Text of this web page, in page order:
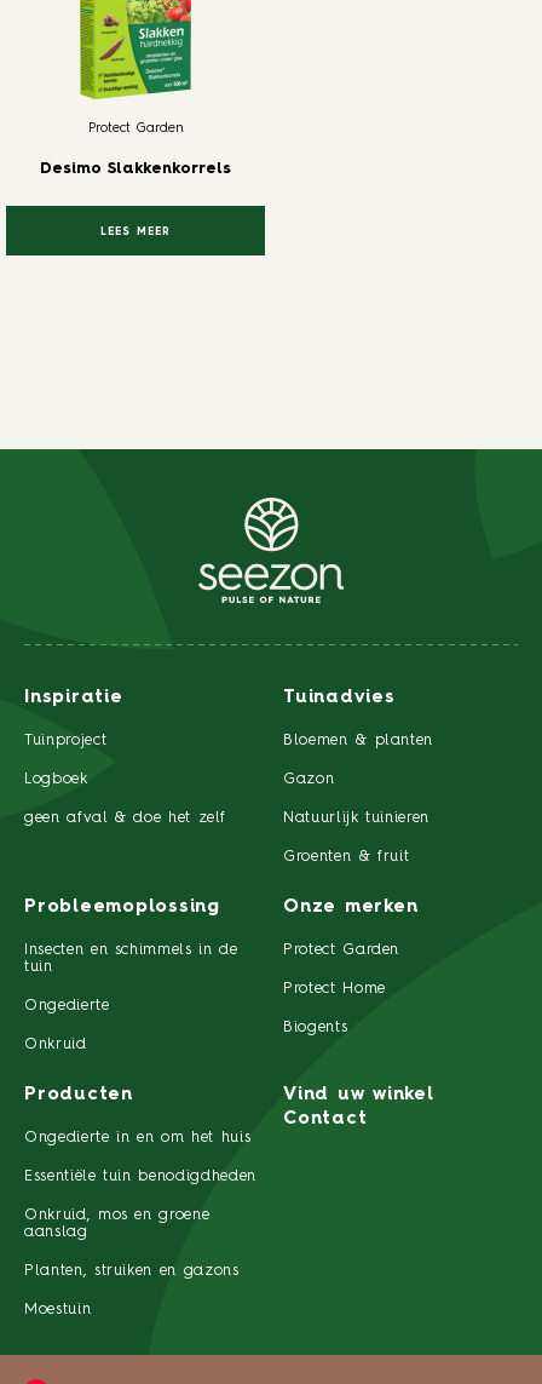
Protect Garden
Desimo Slakkenkorrels
LEES MEER
Inspiratie
Tuinproject
Logboek
geen afval & doe het zelf
Tuinadvies
Bloemen & planten
Gazon
Natuurlijk tuinieren
Groenten & fruit
Probleemoplossing
Insecten en schimmels in de
tuin
Ongedierte
Onkruid
Onze merken
Protect Garden
Protect Home
Biogents
Producten
Ongedierte in en om het huis
Essentiële tuin benodigdheden
Onkruid, mos en groene
aanslag
Planten, struiken en gazons
Moestuin
Vind uw winkel
Contact